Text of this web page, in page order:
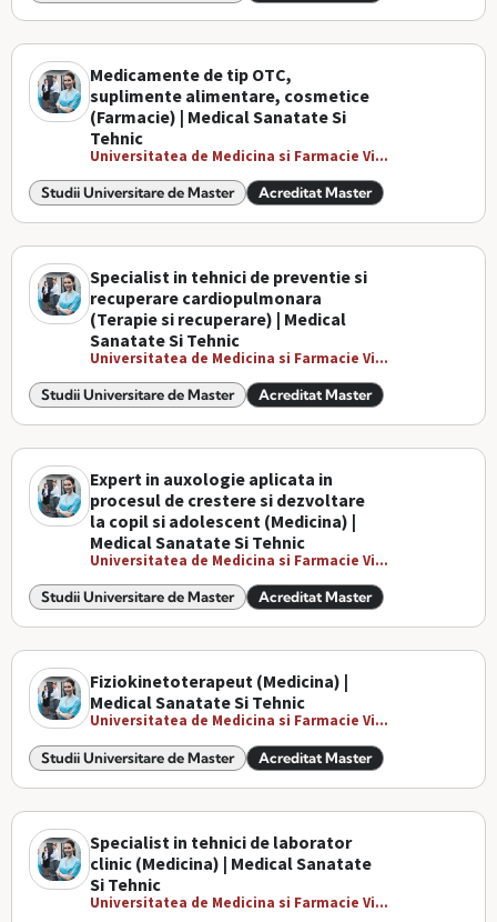
Medicamente de tip OTC,
suplimente alimentare, cosmetice
(Farmacie) | Medical Sanatate Si
Tehnic
Universitatea de Medicina si Farmacie Vi...
Studii Universitare de Master Acreditat Master
Specialist in tehnici de preventie si
recuperare cardiopulmonara
(Terapie si recuperare) | Medical
Sanatate Si Tehnic
Universitatea de Medicina si Farmacie Vi...
Studii Universitare de Master Acreditat Master
Expert in auxologie aplicata in
procesul de crestere si dezvoltare
la copil si adolescent (Medicina) |
Medical Sanatate Si Tehnic
Universitatea de Medicina si Farmacie Vi...
Studii Universitare de Master Acreditat Master
Fiziokinetoterapeut (Medicina) |
Medical Sanatate Si Tehnic
Universitatea de Medicina si Farmacie Vi...
Studii Universitare de Master Acreditat Master
Specialist in tehnici de laborator
clinic (Medicina) | Medical Sanatate
Si Tehnic
Universitatea de Medicina si Farmacie Vi...